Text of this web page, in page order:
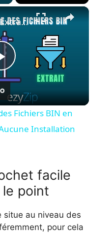
×
P
a
V
i
📦 Comment Extraire des Fichiers BIN en Ligne Gratuitement | Aucune Installation Requise
Fichiers BIN en
Installation
facile
point
au niveau des
pour cela